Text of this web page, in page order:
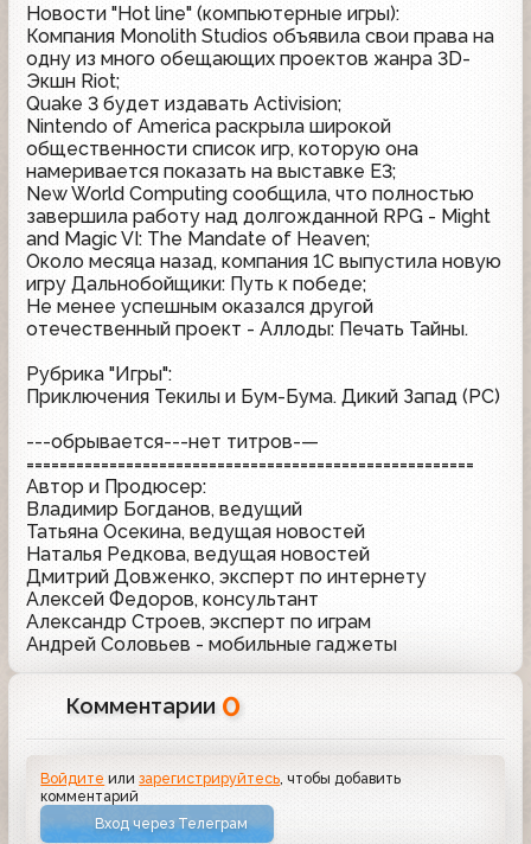
Новости "Hot line" (компьютерные игры):
Компания Monolith Studios объявила свои права на
одну из много обещающих проектов жанра 3D-
Экшн Riot;
Quake 3 будет издавать Activision;
Nintendo of America раскрыла широкой
общественности список игр, которую она
намеривается показать на выставке E3;
New World Computing сообщила, что полностью
завершила работу над долгожданной RPG - Might
and Magic VI: The Mandate of Heaven;
Около месяца назад, компания 1С выпустила новую
игру Дальнобойщики: Путь к победе;
Не менее успешным оказался другой
отечественный проект - Аллоды: Печать Тайны.
Рубрика "Игры":
Приключения Текилы и Бум-Бума. Дикий Запад (PC)
---обрывается---нет титров-—
======================================================
Автор и Продюсер:
Владимир Богданов, ведущий
Татьяна Осекина, ведущая новостей
Наталья Редкова, ведущая новостей
Дмитрий Довженко, эксперт по интернету
Алексей Федоров, консультант
Александр Строев, эксперт по играм
Андрей Соловьев - мобильные гаджеты
Комментарии 0
Войдите илизарегистрируйтесь , чтобы добавить
комментарий
Вход через Телеграм